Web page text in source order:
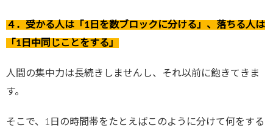
４．受かる人は「1日を数ブロックに分ける」、落ちる人は
「1日中同じことをする」
人間の集中力は長続きしませんし、それ以前に飽きてきま
す。
そこで、1日の時間帯をたとえばこのように分けて何をする